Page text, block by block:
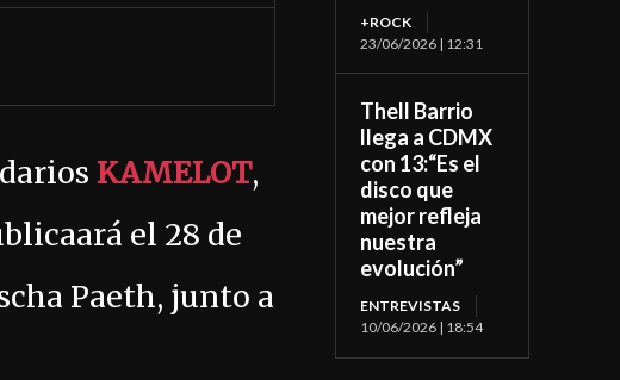
KAMELOT,
el 28 de
Paeth, junto a
+ROCK
23/06/2026 | 12:31
Thell Barrio
llega a CDMX
con 13:“Es el
disco que
mejor refleja
nuestra
evolución”
ENTREVISTAS
10/06/2026 | 18:54